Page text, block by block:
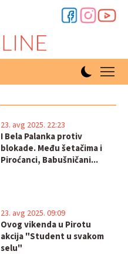
I Bela Palanka protiv
blokade. Među šetačima i
Piroćanci, Babušničani...
23. avg 2025. 22:23
Ovog vikenda u Pirotu
akcija "Student u svakom
selu"
23. avg 2025. 09:09